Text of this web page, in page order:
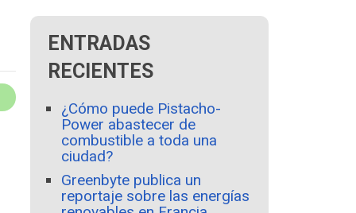
ENTRADAS
RECIENTES
¿Cómo puede Pistacho-
Power abastecer de
combustible a toda una
ciudad?
Greenbyte publica un
reportaje sobre las energías